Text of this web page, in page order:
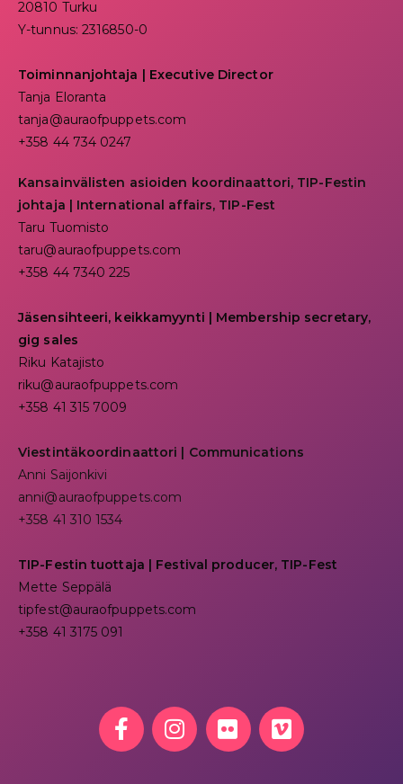
20810 Turku
Y-tunnus: 2316850-0
Toiminnanjohtaja | Executive Director
Tanja Eloranta
tanja@auraofpuppets.com
+358 44 734 0247
Kansainvälisten asioiden koordinaattori, TIP-Festin
johtaja | International affairs, TIP-Fest
Taru Tuomisto
taru@auraofpuppets.com
+358 44 7340 225
Jäsensihteeri, keikkamyynti | Membership secretary,
gig sales
Riku Katajisto
riku@auraofpuppets.com
+358 41 315 7009
Viestintäkoordinaattori | Communications
Anni Saijonkivi
anni@auraofpuppets.com
+358 41 310 1534
TIP-Festin tuottaja | Festival producer, TIP-Fest
Mette Seppälä
tipfest@auraofpuppets.com
+358 41 3175 091